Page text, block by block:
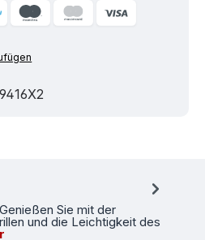
Sie mit der
und die Leichtigkeit des